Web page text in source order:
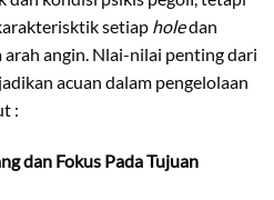
setiap holedan
angin. Nlai-nilai penting dari
acuan dalam pengelolaan
:
dan Fokus Pada Tujuan